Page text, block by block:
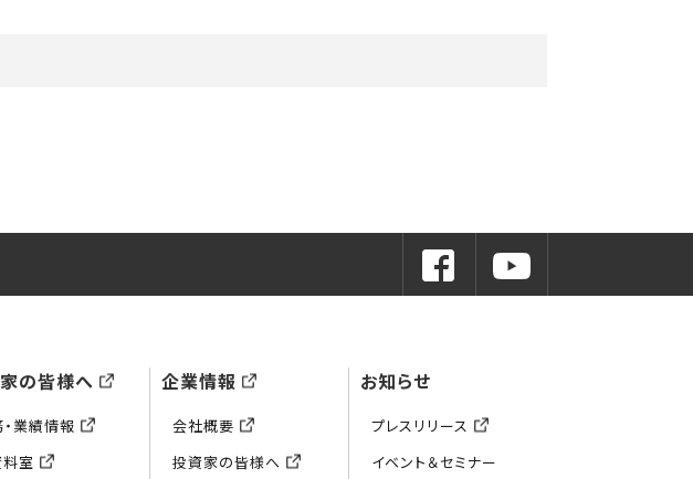
の皆様へ
業績情報
室
企業情報
会社概要
投資家の皆様へ
お知らせ
プレスリリース
イベント＆セミナー